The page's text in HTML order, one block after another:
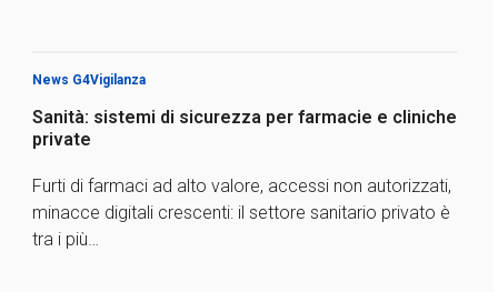
News G4Vigilanza
Sanità: sistemi di sicurezza per farmacie e cliniche
private
Furti di farmaci ad alto valore, accessi non autorizzati,
minacce digitali crescenti: il settore sanitario privato è
tra i più…